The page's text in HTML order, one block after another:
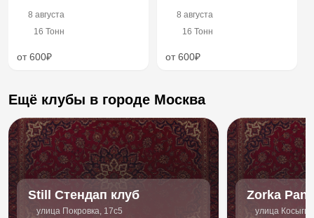
8 августа
16 Тонн
от 600₽
8 августа
16 Тонн
от 600₽
Ещё клубы в городе Москва
Still Стендап клуб
улица Покровка, 17с5
Zorka
Bar
улица